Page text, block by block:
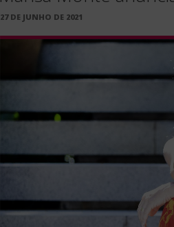
PUBLICADO
27 DE JUNHO DE 2021